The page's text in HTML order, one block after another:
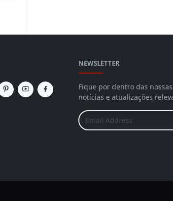
NEWSLETTER
Fique por dentro das
notícias e atualizações